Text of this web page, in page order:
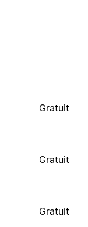
Gratuit
Gratuit
Gratuit